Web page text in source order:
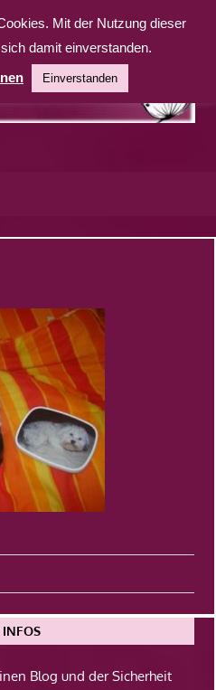
INFOS
Blog und der Sicherheit
Mit der Nutzung dieser
damit einverstanden.
Einverstanden